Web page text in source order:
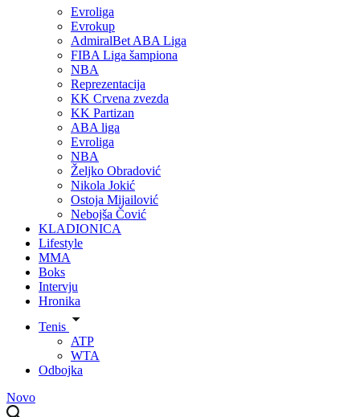
Evroliga
Evrokup
AdmiralBet ABA Liga
FIBA Liga šampiona
NBA
Reprezentacija
KK Crvena zvezda
KK Partizan
ABA liga
Evroliga
NBA
Željko Obradović
Nikola Jokić
Ostoja Mijailović
Nebojša Čović
KLADIONICA
Lifestyle
MMA
Boks
Intervju
Hronika
Tenis
ATP
WTA
Odbojka
Novo